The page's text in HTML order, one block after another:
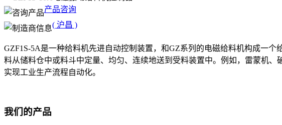
产品咨询
( 沪昌 )
GZF1S-5A是一种给料机先进自动控制装置，和GZ系列的电磁给料机构成一
料从储料仓中或料斗中定量、均匀、连续地送到受料装置中。例如，雷蒙机
实现工业生产流程自动化。
我们的产品